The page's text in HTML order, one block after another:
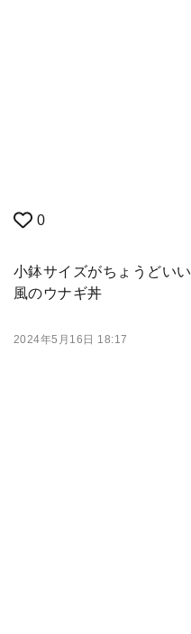
0
小鉢サイズがちょうどい
風のウナギ丼
2024年5月16日 18:17